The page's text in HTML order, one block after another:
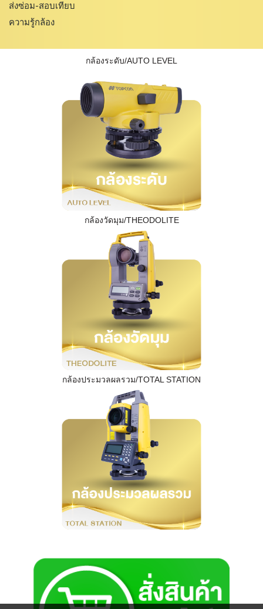
ส่งซ่อม-สอบเทียบ
ความรู้กล้อง
กล้องระดับ/AUTO LEVEL
กล้องวัดมุม/THEODOLITE
กล้องประมวลผลรวม/TOTAL STATION